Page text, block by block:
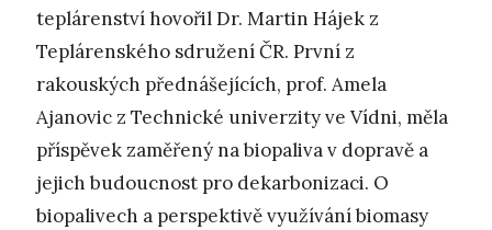
teplárenství hovořil Dr. Martin Hájek z
Teplárenského sdružení ČR. První z
rakouských přednášejících, prof. Amela
Ajanovic z Technické univerzity ve Vídni, měla
příspěvek zaměřený na biopaliva v dopravě a
jejich budoucnost pro dekarbonizaci. O
biopalivech a perspektivě využívání biomasy